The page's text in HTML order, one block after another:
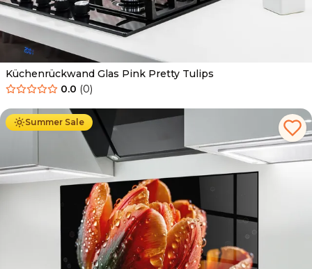
Küchenrückwand Glas Pink Pretty Tulips
0.0 (0)
Summer Sale
Ab 69.90 € 34.90